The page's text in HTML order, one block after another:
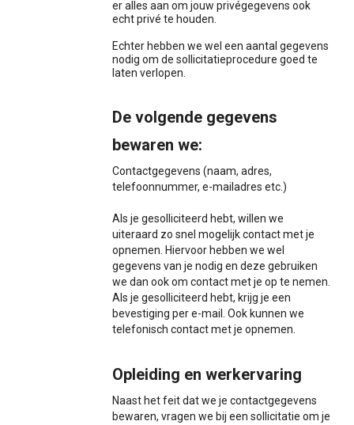
er alles aan om jouw privégegevens ook
echt privé te houden.
Echter hebben we wel een aantal gegevens
nodig om de sollicitatieprocedure goed te
laten verlopen.
De volgende gegevens
bewaren we:
Contactgegevens (naam, adres,
telefoonnummer, e-mailadres etc.)
Als je gesolliciteerd hebt, willen we
uiteraard zo snel mogelijk contact met je
opnemen. Hiervoor hebben we wel
gegevens van je nodig en deze gebruiken
we dan ook om contact met je op te nemen.
Als je gesolliciteerd hebt, krijg je een
bevestiging per e-mail. Ook kunnen we
telefonisch contact met je opnemen.
Opleiding en werkervaring
Naast het feit dat we je contactgegevens
bewaren, vragen we bij een sollicitatie om je